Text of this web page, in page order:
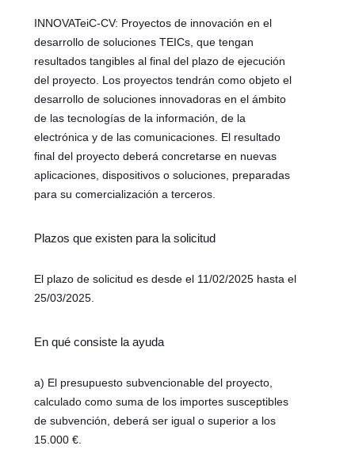
INNOVATeiC-CV: Proyectos de innovación en el
desarrollo de soluciones TEICs, que tengan
resultados tangibles al final del plazo de ejecución
del proyecto. Los proyectos tendrán como objeto el
desarrollo de soluciones innovadoras en el ámbito
de las tecnologías de la información, de la
electrónica y de las comunicaciones. El resultado
final del proyecto deberá concretarse en nuevas
aplicaciones, dispositivos o soluciones, preparadas
para su comercialización a terceros.
Plazos que existen para la solicitud
El plazo de solicitud es desde el 11/02/2025 hasta el
25/03/2025.
En qué consiste la ayuda
a) El presupuesto subvencionable del proyecto,
calculado como suma de los importes susceptibles
de subvención, deberá ser igual o superior a los
15.000 €.